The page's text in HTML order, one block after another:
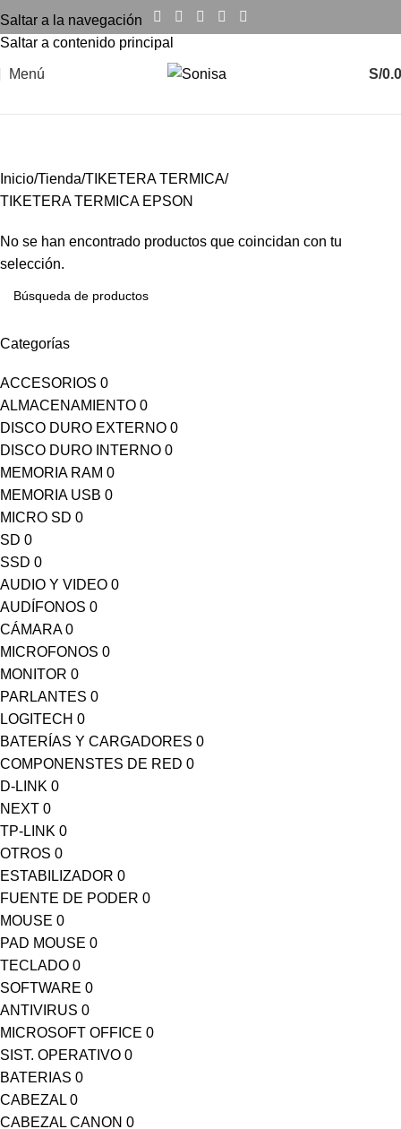
Saltar a la navegación
Saltar a contenido principal
Menú S/
Categorías
ACCESORIOS 0
ALMACENAMIENTO 0
DISCO DURO EXTERNO 0
DISCO DURO INTERNO 0
MEMORIA RAM 0
MEMORIA USB 0
MICRO SD 0
SD 0
SSD 0
AUDIO Y VIDEO 0
AUDÍFONOS 0
CÁMARA 0
MICROFONOS 0
MONITOR 0
PARLANTES 0
LOGITECH 0
BATERÍAS Y CARGADORES 0
COMPONENSTES DE RED 0
D-LINK 0
NEXT 0
TP-LINK 0
OTROS 0
ESTABILIZADOR 0
FUENTE DE PODER 0
MOUSE 0
PAD MOUSE 0
TECLADO 0
SOFTWARE 0
ANTIVIRUS 0
MICROSOFT OFFICE 0
SIST. OPERATIVO 0
BATERIAS 0
CABEZAL 0
CABEZAL CANON 0
Inicio Tienda TIKETERA TERMICA
TIKETERA TERMICA EPSON
No se han encontrado productos que coincidan con tu
selección.